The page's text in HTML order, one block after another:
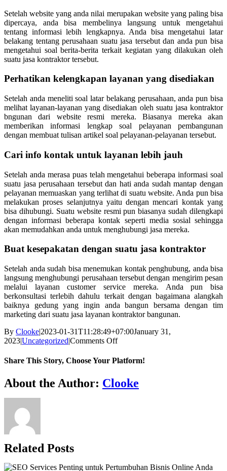
Setelah website yang anda nilai merupakan website yang paling bisa
dipercaya, anda bisa membelinya langsung untuk mengetahui
tentang informasi lebih lengkapnya. Anda bisa mengetahui latar
belakang tentang perusahaan suatu jasa tersebut dan anda pun bisa
mengetahui soal berita-berita terkait kegiatan yang dilakukan oleh
suatu jasa kontraktor tersebut.
Perhatikan kelengkapan layanan yang disediakan
Setelah anda meneliti soal latar belakang perusahaan, anda pun bisa
melihat layanan-layanan yang disediakan oleh suatu jasa kontraktor
bngunan dari website resmi mereka. Biasanya mereka akan
memberikan informasi lengkap soal pelayanan pembangunan
dengan membuat tulisan artikel soal pelayanan-pelayanan tersebut.
Cari info kontak untuk layanan lebih jauh
Setelah anda merasa puas telah mengetahui beberapa informasi soal
suatu jasa perusahaan tersebut dan hati anda sudah mantap dengan
pelayanan memuaskan yang terlihat di suatu website. Anda pun bisa
melakukan proses selanjutnya yaitu dengan mencari kontak yang
bisa dihubungi. Suatu website resmi pun biasanya sudah dilengkapi
dengan informasi beberapa kontak seperti media sosial sehingga
akan memudahkan anda untuk menghubungi jasa mereka.
Buat kesepakatan dengan suatu jasa kontraktor
Setelah anda sudah bisa menemukan kontak penghubung, anda bisa
langsung menghubungi perusahaan tersebut dengan mengirim pesan
melalui layanan customer service mereka. Anda pun bisa
berkonsultasi terlebih dahulu terkait dengan bagaimana alangkah
baiknya gedung yang ingin anda bangun bersama dengan tim
marketing dari suatu jasa layanan kontraktor bangunan.
By Clooke|2023-01-31T11:28:49+07:00January 31,
2023|Uncategorized|Comments Offon
Cara
Jasa
Kontraktor
Share This Story, Choose Your Platform!
Facebook
Twitter
Reddit
LinkedIn
WhatsApp
Tumblr
Pinterest
Vk
Xing
Email
About the Author: Clooke
Related Posts